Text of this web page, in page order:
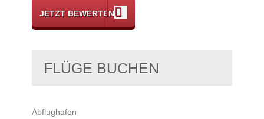
JETZT BEWERTEN
FLÜGE BUCHEN